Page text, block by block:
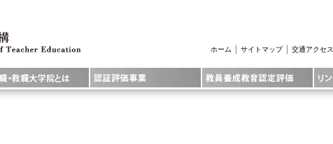
ホーム ｜ サイトマップ｜ 交通アクセス